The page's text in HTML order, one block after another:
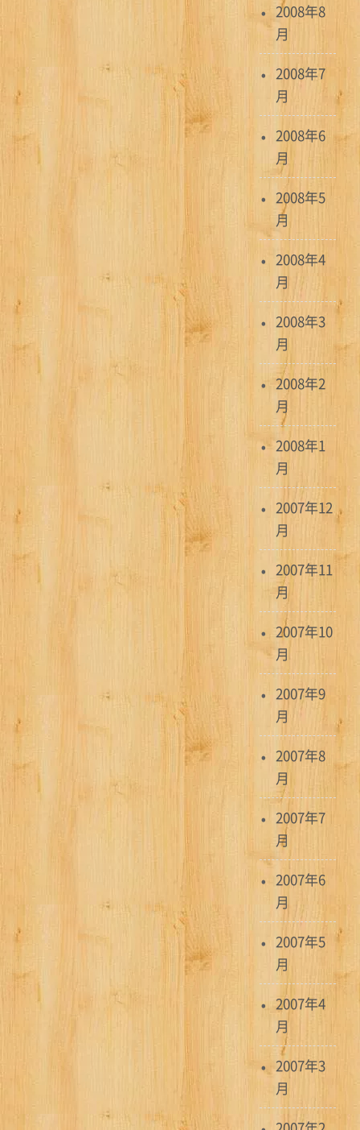
2008年8
月
2008年7
月
2008年6
月
2008年5
月
2008年4
月
2008年3
月
2008年2
月
2008年1
月
2007年12
月
2007年11
月
2007年10
月
2007年9
月
2007年8
月
2007年7
月
2007年6
月
2007年5
月
2007年4
月
2007年3
月